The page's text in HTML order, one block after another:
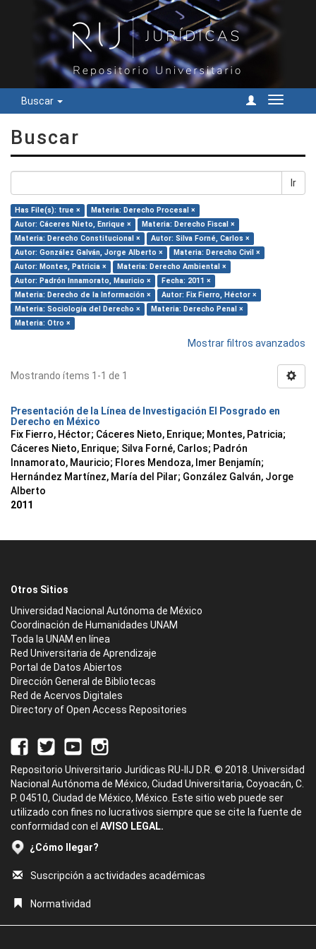
Buscar
Cambiar
Buscar
Ir
Has File(s): true ×
Materia: Derecho Procesal ×
Autor: Cáceres Nieto, Enrique ×
Materia: Derecho Fiscal ×
Materia: Derecho Constitucional ×
Autor: Silva Forné, Carlos ×
Autor: González Galván, Jorge Alberto ×
Materia: Derecho Civil ×
Autor: Montes, Patricia ×
Materia: Derecho Ambiental ×
Autor: Padrón Innamorato, Mauricio ×
Fecha: 2011 ×
Materia: Derecho de la Información ×
Autor: Fix Fierro, Héctor ×
Materia: Sociología del Derecho ×
Materia: Derecho Penal ×
Materia: Otro ×
Mostrar filtros avanzados
Mostrando ítems 1-1 de 1
Presentación de la Línea de Investigación El Posgrado en
Derecho en México
Fix Fierro, Héctor; Cáceres Nieto, Enrique; Montes, Patricia;
Cáceres Nieto, Enrique; Silva Forné, Carlos; Padrón
Innamorato, Mauricio; Flores Mendoza, Imer Benjamín;
Hernández Martínez, María del Pilar; González Galván, Jorge
Alberto
2011
Otros Sitios
Universidad Nacional Autónoma de México
Coordinación de Humanidades UNAM
Toda la UNAM en línea
Red Universitaria de Aprendizaje
Portal de Datos Abiertos
Dirección General de Bibliotecas
Red de Acervos Digitales
Directory of Open Access Repositories
Repositorio Universitario Jurídicas RU-IIJ D.R. © 2018. Universidad
Nacional Autónoma de México, Ciudad Universitaria, Coyoacán, C.
P. 04510, Ciudad de México, México. Este sitio web puede ser
utilizado con fines no lucrativos siempre que se cite la fuente de
conformidad con el AVISO LEGAL.
¿Cómo llegar?
Suscripción a actividades académicas
Normatividad